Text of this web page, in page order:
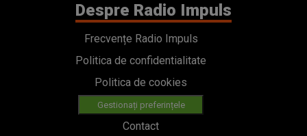
Despre Radio Impuls
Frecvențe Radio Impuls
Politica de confidentialitate
Politica de cookies
Gestionați preferințele
Contact